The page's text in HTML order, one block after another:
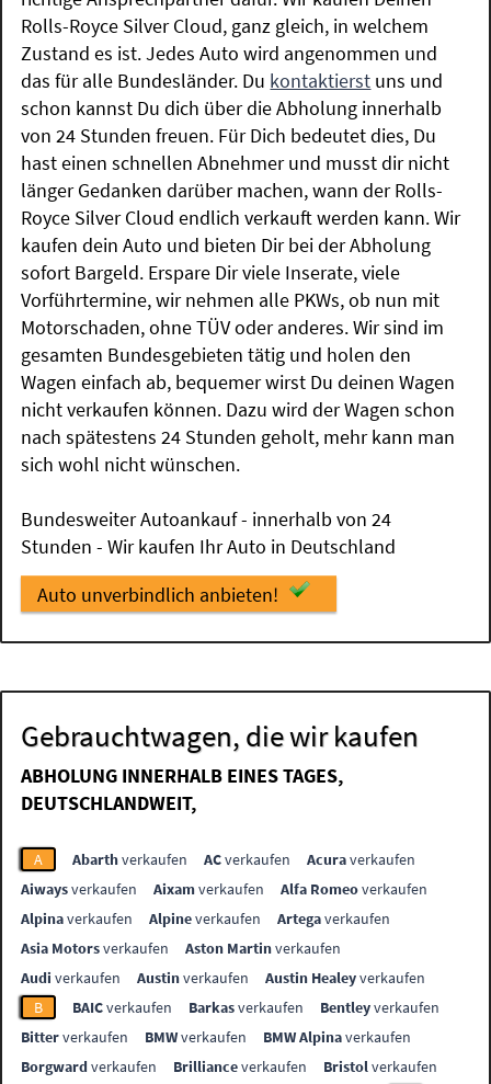
Rolls-Royce Silver Cloud, ganz gleich, in welchem
Zustand es ist. Jedes Auto wird angenommen und
das für alle Bundesländer. Du kontaktierst uns und
schon kannst Du dich über die Abholung innerhalb
von 24 Stunden freuen. Für Dich bedeutet dies, Du
hast einen schnellen Abnehmer und musst dir nicht
länger Gedanken darüber machen, wann der Rolls-
Royce Silver Cloud endlich verkauft werden kann. Wir
kaufen dein Auto und bieten Dir bei der Abholung
sofort Bargeld. Erspare Dir viele Inserate, viele
Vorführtermine, wir nehmen alle PKWs, ob nun mit
Motorschaden, ohne TÜV oder anderes. Wir sind im
gesamten Bundesgebieten tätig und holen den
Wagen einfach ab, bequemer wirst Du deinen Wagen
nicht verkaufen können. Dazu wird der Wagen schon
nach spätestens 24 Stunden geholt, mehr kann man
sich wohl nicht wünschen.
Bundesweiter Autoankauf - innerhalb von 24
Stunden - Wir kaufen Ihr Auto in Deutschland
Auto unverbindlich anbieten!
Gebrauchtwagen, die wir kaufen
ABHOLUNG INNERHALB EINES TAGES,
DEUTSCHLANDWEIT,
A Abarthverkaufen ACverkaufen Acuraverkaufen
Aiwaysverkaufen Aixamverkaufen Alfa Romeoverkaufen
Alpinaverkaufen Alpineverkaufen Artegaverkaufen
Asia Motorsverkaufen Aston Martinverkaufen
Audi verkaufen Austinverkaufen Austin Healeyverkaufen
B
BAICverkaufen Barkasverkaufen Bentleyverkaufen
Bitterverkaufen BMWverkaufen BMW Alpinaverkaufen
Borgwardverkaufen Brillianceverkaufen Bristolverkaufen